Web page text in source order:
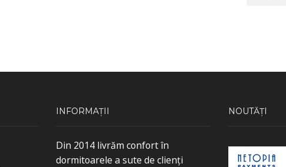
INFORMAȚII
Din 2014 livrăm confort în
dormitoarele a sute de clienți
NOUTĂȚI